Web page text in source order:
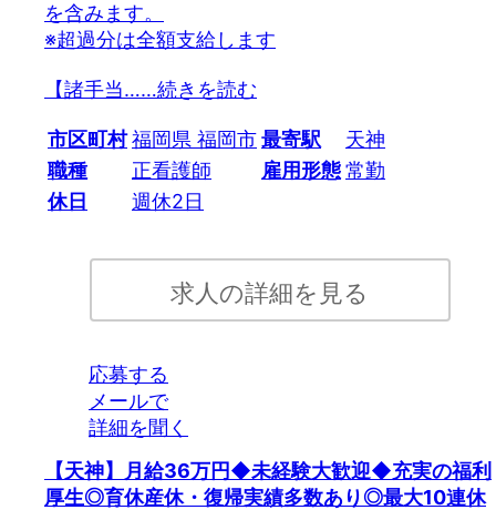
を含みます。
※超過分は全額支給します
【諸手当……続きを読む
市区町村福岡県 福岡市最寄駅
天神
職種
正看護師 雇用形態常勤
休日
週休2日
求人の詳細を見る
応募する
メールで
詳細を聞く
【天神】月給36万円◆未経験大歓迎◆充実の福利
厚生◎育休産休・復帰実績多数あり◎最大10連休